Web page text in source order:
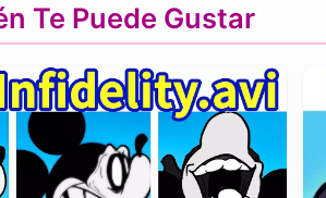
Te Puede Gustar